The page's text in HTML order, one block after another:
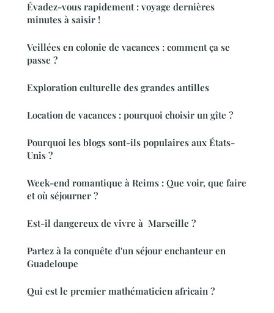
Évadez-vous rapidement : voyage dernières
minutes à saisir !
Veillées en colonie de vacances : comment ça se
passe ?
Exploration culturelle des grandes antilles
Location de vacances : pourquoi choisir un gîte ?
Pourquoi les blogs sont-ils populaires aux États-
Unis ?
Week-end romantique à Reims : Que voir, que faire
et où séjourner ?
Est-il dangereux de vivre à Marseille ?
Partez à la conquête d'un séjour enchanteur en
Guadeloupe
Qui est le premier mathématicien africain ?